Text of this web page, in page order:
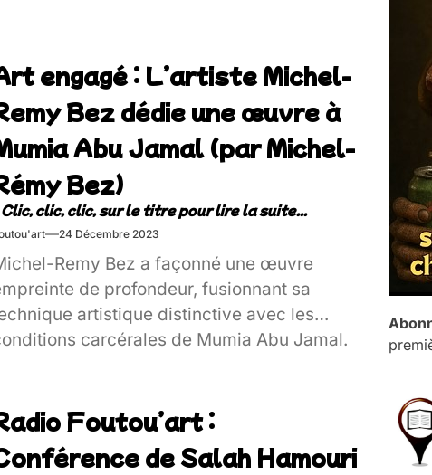
engagé : L’artiste Michel-
Bez dédie une œuvre à
Abu Jamal (par Michel-
Bez)
24 Décembre 2023
Remy Bez a façonné une œuvre
de profondeur, fusionnant sa
artistique distinctive avec les
carcérales de Mumia Abu Jamal.
Foutou’art :
de Salah Hamouri